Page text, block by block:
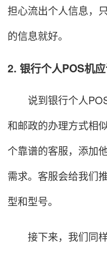
担心流出个人信息，
的信息就好。
2. 银行个人POS机应
说到银行个人POS
和邮政的办理方式相
个靠谱的客服，添加
需求。客服会给我们
型和型号。
接下来，我们同样